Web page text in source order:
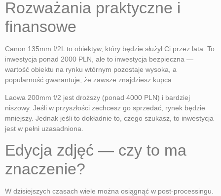
Rozważania praktyczne i
finansowe
Canon 135mm f/2L to obiektyw, który będzie służył Ci przez lata. To
inwestycja ponad 2000 PLN, ale to inwestycja bezpieczna —
wartość obiektu na rynku wtórnym pozostaje wysoka, a
popularność gwarantuje, że zawsze znajdziesz kupca.
Laowa 200mm f/2 jest droższy (ponad 4000 PLN) i bardziej
niszowy. Jeśli w przyszłości zechcesz go sprzedać, rynek będzie
mniejszy. Jednak jeśli to dokładnie to, czego szukasz, to inwestycja
jest w pełni uzasadniona.
Edycja zdjęć — czy to ma
znaczenie?
W dzisiejszych czasach wiele można osiągnąć w post-processingu.